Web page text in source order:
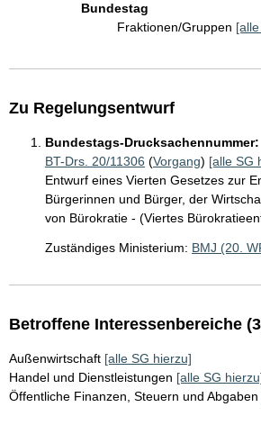
Bundestag
Fraktionen/Gruppen
Zu Regelungsentwurf
Bundestags-Drucksachennummer:
BT-Drs. 20/11306 (Vorgang) [alle SG
Entwurf eines Vierten Gesetzes zur
Bürgerinnen und Bürger, der
von Bürokratie - (Viertes
Zuständiges Ministerium: BMJ (20.
Betroffene Interessenbereiche
Außenwirtschaft [alle SG hierzu]
Handel und Dienstleistungen [alle SG
Öffentliche Finanzen, Steuern und Abgaben